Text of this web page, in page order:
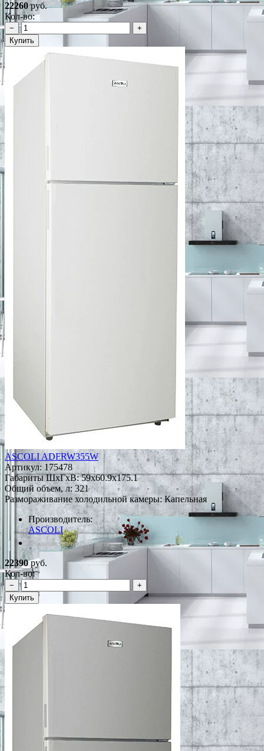
22260руб.
Кол-во:
−
+
Купить
ASCOLI ADFRW355W
Артикул:175478
Габариты ШxГxВ: 59x60.9x175.1
Общий объем, л: 321
Размораживание холодильной камеры: Капельная
Производитель:
ASCOLI
*Наличие уточняйте у менеджера
22390руб.
Кол-во:
−
+
Купить